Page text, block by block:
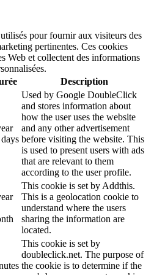
pour fournir aux visiteurs des
pertinentes. Ces cookies
Web et collectent des informations
Description
Used by Google DoubleClick
and stores information about
how the user uses the website
and any other advertisement
before visiting the website. This
is used to present users with ads
that are relevant to them
according to the user profile.
This cookie is set by Addthis.
This is a geolocation cookie to
understand where the users
sharing the information are
located.
This cookie is set by
doubleclick.net. The purpose of
the cookie is to determine if the